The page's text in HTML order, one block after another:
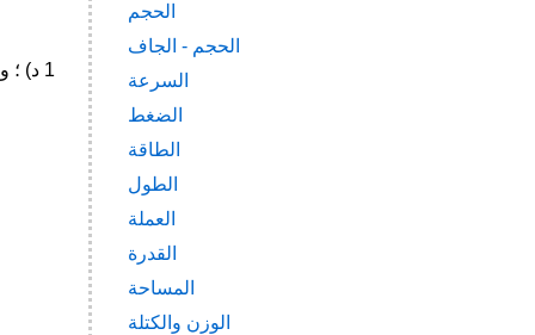
الحجم
الحجم - الجاف
السرعة
الضغط
الطاقة
الطول
العملة
القدرة
المساحة
الوزن والكتلة